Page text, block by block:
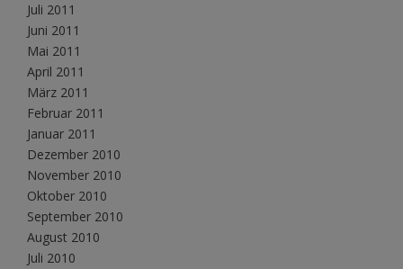
Juli 2011
Juni 2011
Mai 2011
April 2011
März 2011
Februar 2011
Januar 2011
Dezember 2010
November 2010
Oktober 2010
September 2010
August 2010
Juli 2010